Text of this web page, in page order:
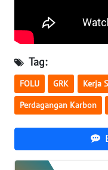
Tag:
FOLU GRK Kerja
Perdagangan Karbon
WN
SULTRA
WN
NTB
WN